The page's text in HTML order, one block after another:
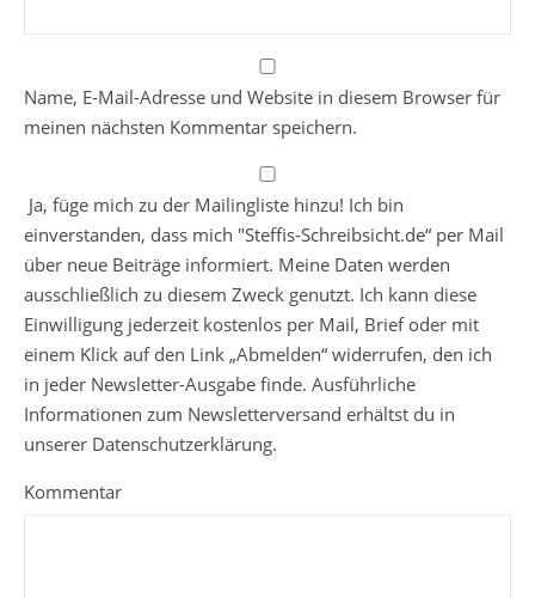
Name, E-Mail-Adresse und Website in diesem Browser für
meinen nächsten Kommentar speichern.
Ja, füge mich zu der Mailingliste hinzu! Ich bin
einverstanden, dass mich "Steffis-Schreibsicht.de“ per Mail
über neue Beiträge informiert. Meine Daten werden
ausschließlich zu diesem Zweck genutzt. Ich kann diese
Einwilligung jederzeit kostenlos per Mail, Brief oder mit
einem Klick auf den Link „Abmelden“ widerrufen, den ich
in jeder Newsletter-Ausgabe finde. Ausführliche
Informationen zum Newsletterversand erhältst du in
unserer Datenschutzerklärung.
Kommentar